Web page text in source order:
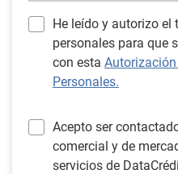
He leído y autorizo
personales para que
con esta
Personales.
Acepto ser
comercial y de
servicios de